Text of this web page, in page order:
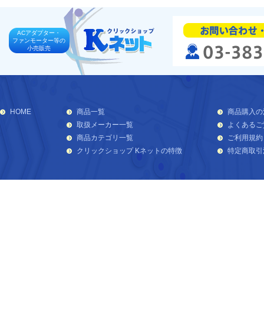
ACアダプター・
ファンモーター等の
小売販売
HOME
商品一覧
取扱メーカー一覧
商品カテゴリ一覧
クリックショップ Kネットの特徴
商品購入
よくある
ご利用規約
特定商取